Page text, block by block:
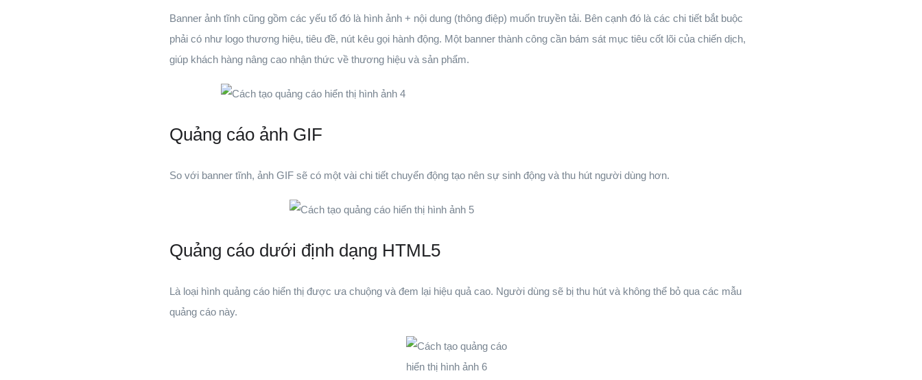
Banner ảnh tĩnh cũng gồm các yếu tố đó là hình ảnh + nội dung (thông điệp) muốn truyền tải. Bên cạnh đó là các chi tiết bắt buộc
phải có như logo thương hiệu, tiêu đề, nút kêu gọi hành động. Một banner thành công cần bám sát mục tiêu cốt lõi của chiến dịch,
giúp khách hàng nâng cao nhận thức về thương hiệu và sản phẩm.
Quảng cáo ảnh GIF
So với banner tĩnh, ảnh GIF sẽ có một vài chi tiết chuyển động tạo nên sự sinh động và thu hút người dùng hơn.
Quảng cáo dưới định dạng HTML5
Là loại hình quảng cáo hiển thị được ưa chuộng và đem lại hiệu quả cao. Người dùng sẽ bị thu hút và không thể bỏ qua các mẫu
quảng cáo này.